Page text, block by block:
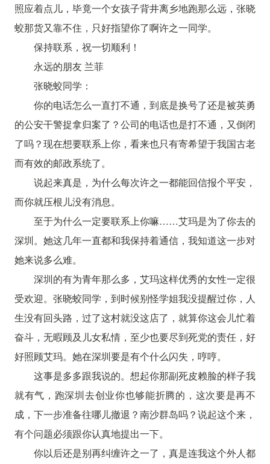
照应着点儿，毕竟一个女孩子背井离乡地跑那么远，张晓
蛟那货又靠不住，只好指望你了啊许之一同学。
保持联系，祝一切顺利！
永远的朋友 兰菲
张晓蛟同学：
你的电话怎么一直打不通，到底是换号了还是被英勇
的公安干警捉拿归案了？公司的电话也是打不通，又倒闭
了吗？现在想要联系上你，看来也只有寄希望于我国古老
而有效的邮政系统了。
说起来真是，为什么每次许之一都能回信报个平安，
而你就压根儿没有消息。
至于为什么一定要联系上你嘛……艾玛是为了你去的
深圳。她这几年一直都和我保持着通信，我知道这一步对
她来说多么难。
深圳的有为青年那么多，艾玛这样优秀的女性一定很
受欢迎。张晓蛟同学，到时候别怪学姐我没提醒过你，人
生没有回头路，过了这村就没这店了，就算你这会儿忙着
奋斗，无暇顾及儿女私情，至少也要尽到死党的责任，好
好照顾艾玛。她在深圳要是有个什么闪失，哼哼。
这事是多多跟我说的。想起你那副死皮赖脸的样子我
就有气，跑深圳去创业你也够能折腾的，这次要是再不
成，下一步准备往哪儿撤退？南沙群岛吗？说起这个来，
有个问题必须跟你认真地提出一下。
你以后还是别再纠缠许之一了，真是连我这个外人都